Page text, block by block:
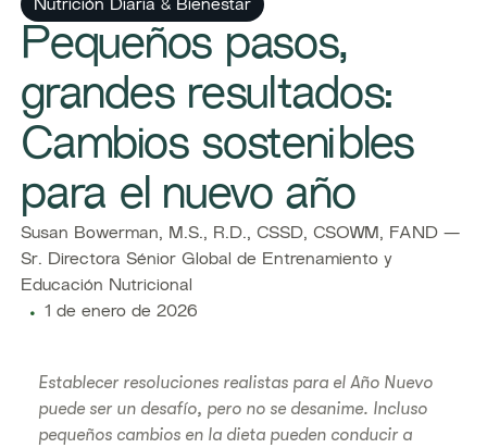
Nutrición Diaria & Bienestar
Pequeños pasos,
grandes resultados:
Cambios sostenibles
para el nuevo año
Susan Bowerman, M.S., R.D., CSSD, CSOWM, FAND —
Sr. Directora Sénior Global de Entrenamiento y
Educación Nutricional
1 de enero de 2026
Establecer resoluciones realistas para el Año Nuevo
puede ser un desafío, pero no se desanime. Incluso
pequeños cambios en la dieta pueden conducir a